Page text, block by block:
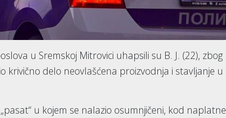
u Sremskoj Mitrovici uhapsili su B. J. (22), zbog
krivično delo neovlašćena proizvodnja i stavljanje u
u kojem se nalazio osumnjičeni, kod naplatne